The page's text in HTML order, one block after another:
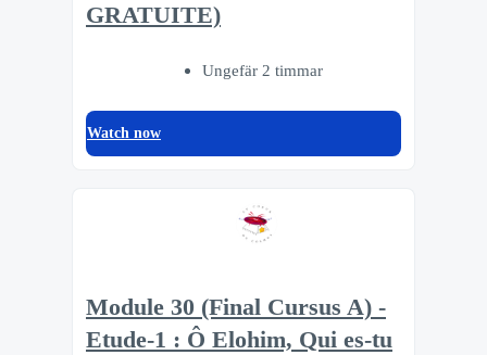
GRATUITE)
Ungefär 2 timmar
Watch now
Module 30 (Final Cursus A) -
Etude-1 : Ô Elohim, Qui es-tu